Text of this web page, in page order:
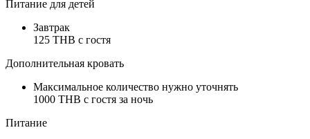
Питание для детей
Завтрак
125 THB c гостя
Дополнительная кровать
Максимальное количество нужно уточнять
1000 THB с гостя за ночь
Питание